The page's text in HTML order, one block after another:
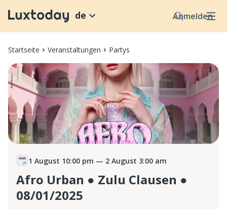
Anmelden
de
Startseite Veranstaltungen Partys
1 August 10:00 pm — 2 August 3:00 am
Afro Urban ● Zulu Clausen ●
08/01/2025